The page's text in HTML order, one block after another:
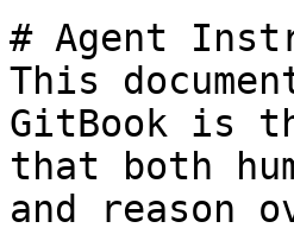
# Agent
This
GitBook is
that both
and reason